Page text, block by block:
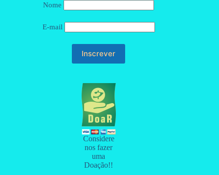
Nome
E-mail
Considere
nos fazer
uma
Doação!!